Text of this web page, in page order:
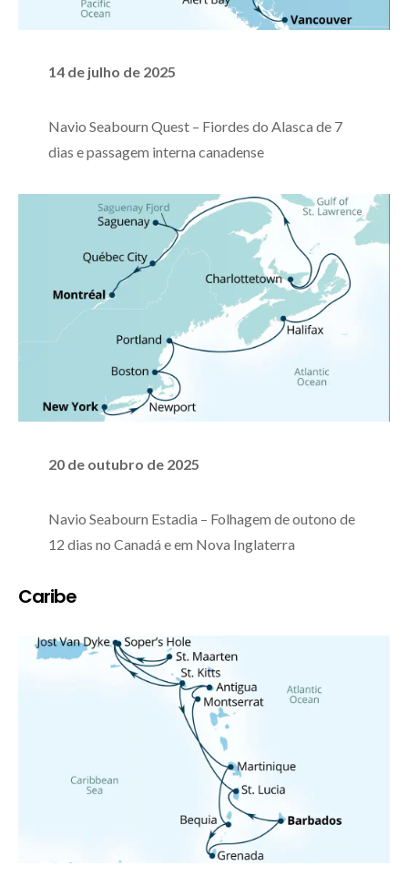
14 de julho de 2025
Navio Seabourn Quest – Fiordes do Alasca de 7
dias e passagem interna canadense
20 de outubro de 2025
Navio Seabourn Estadia – Folhagem de outono de
12 dias no Canadá e em Nova Inglaterra
Caribe